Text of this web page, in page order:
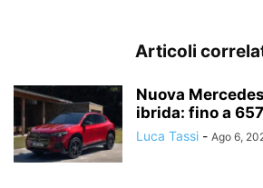
Articoli
Nuova
ibrida: fino a
Luca Tassi - Ago 6,